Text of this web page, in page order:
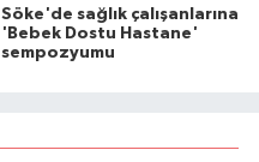
Söke'de sağlık çalışanlarına
'Bebek Dostu Hastane'
sempozyumu